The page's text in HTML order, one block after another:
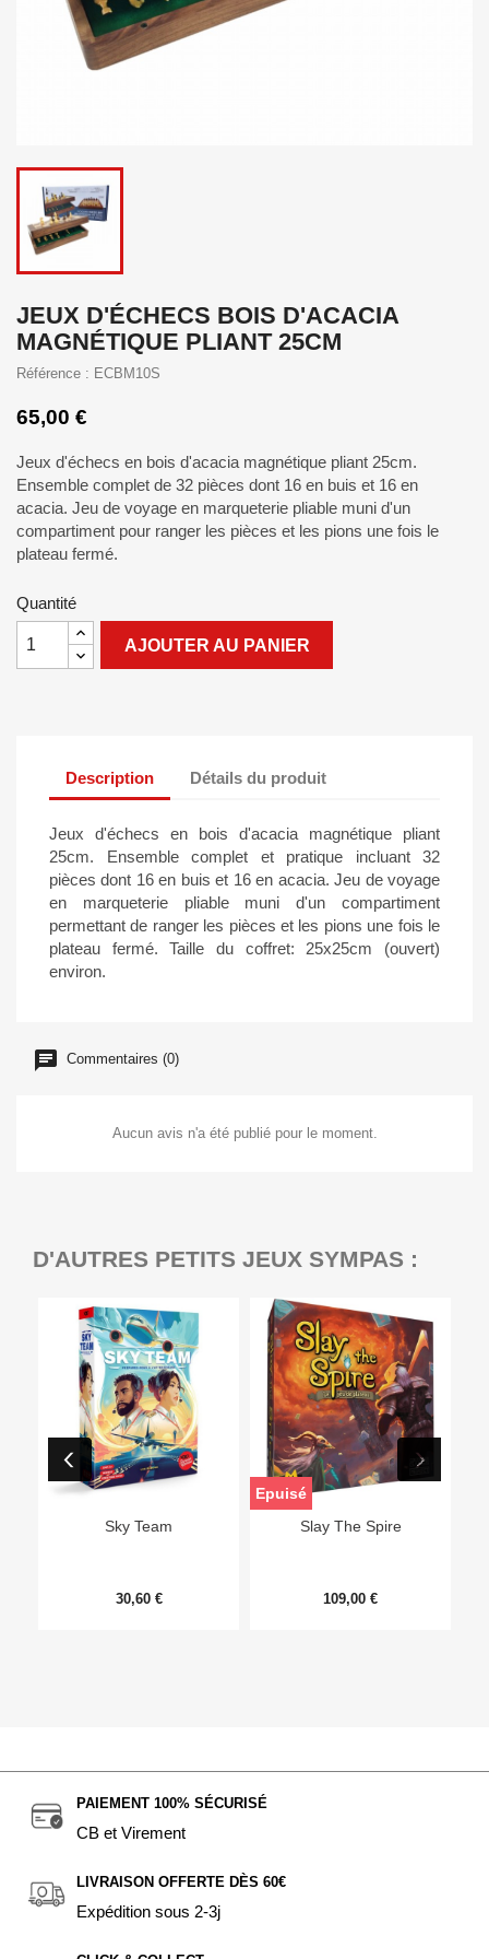
JEUX D'ÉCHECS BOIS D'ACACIA
MAGNÉTIQUE PLIANT 25CM
Référence : ECBM10S
65,00 €
Jeux d'échecs en bois d'acacia magnétique pliant 25cm.
Ensemble complet de 32 pièces dont 16 en buis et 16 en
acacia. Jeu de voyage en marqueterie pliable muni d'un
compartiment pour ranger les pièces et les pions une fois le
plateau fermé.
Quantité
AJOUTER AU PANIER
Description Détails du produit
Jeux d'échecs en bois d'acacia magnétique pliant
25cm. Ensemble complet et pratique incluant 32
pièces dont 16 en buis et 16 en acacia. Jeu de voyage
en marqueterie pliable muni d'un compartiment
permettant de ranger les pièces et les pions une fois le
plateau fermé. Taille du coffret: 25x25cm (ouvert)
environ.
Commentaires (0)
Aucun avis n'a été publié pour le moment.
D'AUTRES PETITS JEUX SYMPAS :
Sky Team
30,60 €
Slay The Spire
109,00 €
Epuisé
PAIEMENT 100% SÉCURISÉ
CB et Virement
LIVRAISON OFFERTE DÈS 60€
Expédition sous 2-3j